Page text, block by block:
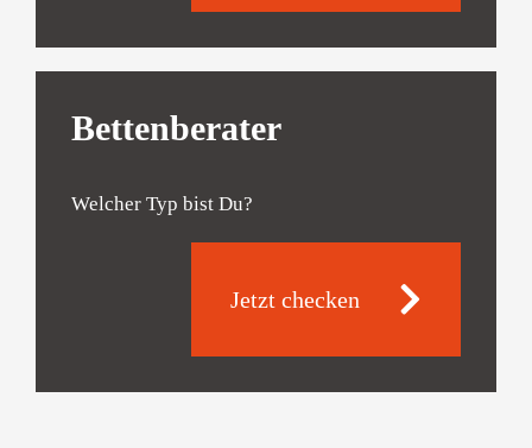
Bettenberater
Welcher Typ bist Du?
Jetzt checken